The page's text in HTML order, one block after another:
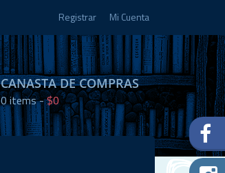
Registrar Mi Cuenta
CANASTA DE COMPRAS
0items -$0